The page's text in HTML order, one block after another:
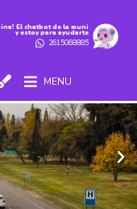
El chatbot de la muni
y estoy para ayudarte
2615068885
MENU